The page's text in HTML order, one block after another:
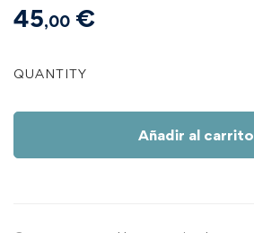
45,00 €
QUANTITY
|
emociones
Añadir al carrito